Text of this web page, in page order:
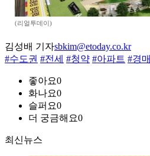
(리얼투데이)
김성배 기자sbkim@etoday.co.kr
#수도권 #전세 #청약 #아파트 #경매
좋아요0
화나요0
슬퍼요0
더 궁금해요0
최신뉴스